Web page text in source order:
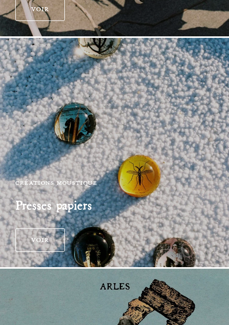
CRÉATIONS MOUSTIQUE
Presses papiers